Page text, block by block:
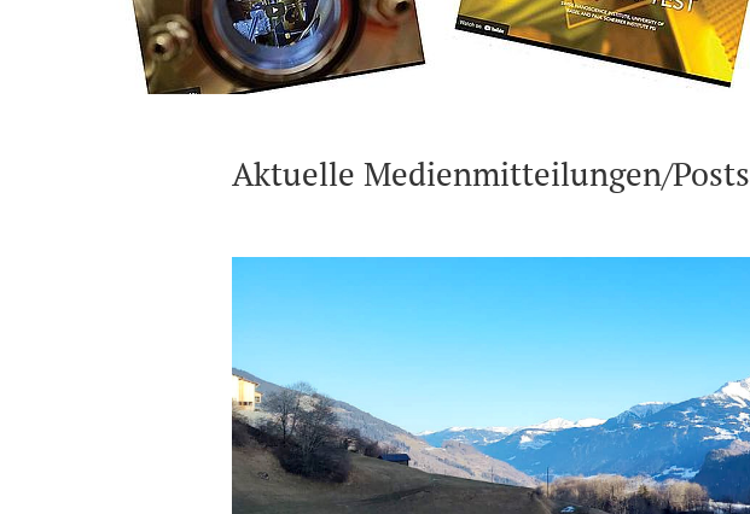
Aktuelle Medienmitteilungen/Posts